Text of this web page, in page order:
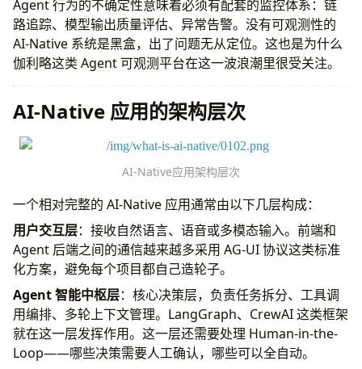
Agent 行为的不确定性意味着必须有配套的监控体系：链
路追踪、模型输出质量评估、异常告警。没有可观测性的
AI-Native 系统是黑盒，出了问题无从定位。这也是为什么
伽利略这类 Agent 可观测平台在这一波浪潮里很受关注。
AI-Native 应用的架构层次
AI-Native应用架构层次
一个相对完整的 AI-Native 应用通常由以下几层构成：
用户交互层：接收自然语言、语音或多模态输入。前端和
Agent 后端之间的通信越来越多采用 AG-UI 协议这类标准
化方案，避免每个项目都自己造轮子。
Agent 智能中枢层：核心决策层，负责任务拆分、工具调
用编排、多轮上下文管理。LangGraph、CrewAI 这类框架
就在这一层发挥作用。这一层还需要处理 Human-in-the-
Loop——哪些决策需要人工确认，哪些可以全自动。